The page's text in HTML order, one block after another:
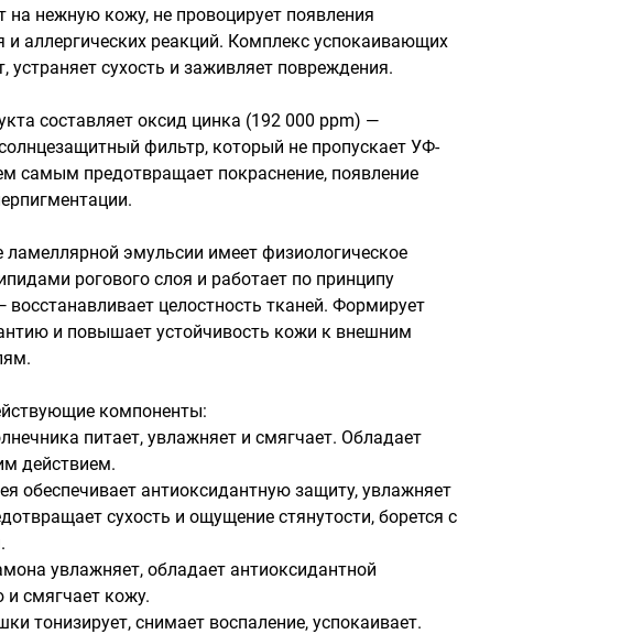
на нежную кожу, не провоцирует появления
и аллергических реакций. Комплекс успокаивающих
устраняет сухость и заживляет повреждения.
составляет оксид цинка (192 000 ppm) —
фильтр, который не пропускает УФ-
самым предотвращает покраснение, появление
ламеллярной эмульсии имеет физиологическое
рогового слоя и работает по принципу
восстанавливает целостность тканей. Формирует
и повышает устойчивость кожи к внешним
компоненты:
питает, увлажняет и смягчает. Обладает
действием.
обеспечивает антиоксидантную защиту, увлажняет
сухость и ощущение стянутости, борется с
увлажняет, обладает антиоксидантной
и смягчает кожу.
тонизирует, снимает воспаление, успокаивает.